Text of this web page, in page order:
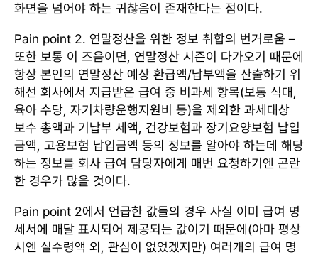
화면을 넘어야 하는 귀찮음이 존재한다는 점이다.
Pain point 2. 연말정산을 위한 정보 취합의 번거로움 –
또한 보통 이 즈음이면, 연말정산 시즌이 다가오기 때문에
항상 본인의 연말정산 예상 환급액/납부액을 산출하기 위
해선 회사에서 지급받은 급여 중 비과세 항목(보통 식대,
육아 수당, 자기차량운행지원비 등)을 제외한 과세대상
보수 총액과 기납부 세액, 건강보험과 장기요양보험 납입
금액, 고용보험 납입금액 등의 정보를 알아야 하는데 해당
하는 정보를 회사 급여 담당자에게 매번 요청하기엔 곤란
한 경우가 많을 것이다.
Pain point 2에서 언급한 값들의 경우 사실 이미 급여 명
세서에 매달 표시되어 제공되는 값이기 때문에(아마 평상
시엔 실수령액 외, 관심이 없었겠지만) 여러개의 급여 명